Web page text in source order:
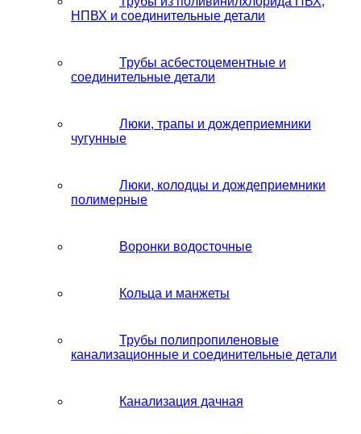
НПВХ и соединительные детали
Трубы асбестоцементные и
соединительные детали
Люки, трапы и дождеприемники
чугунные
Люки, колодцы и дождеприемники
полимерные
Воронки водосточные
Кольца и манжеты
Трубы полипропиленовые
канализационные и соединительные детали
Канализация дачная